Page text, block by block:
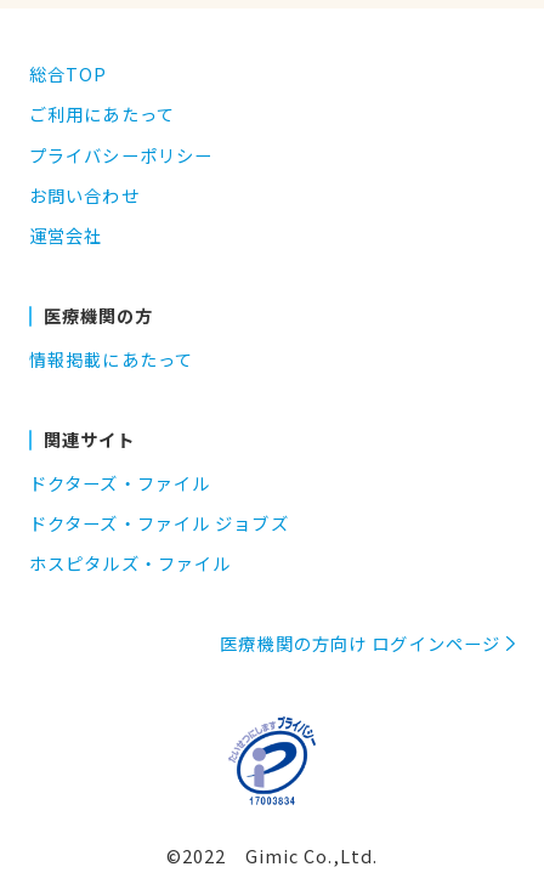
総合TOP
ご利用にあたって
プライバシーポリシー
お問い合わせ
運営会社
医療機関の方
情報掲載にあたって
関連サイト
ドクターズ・ファイル
ドクターズ・ファイル ジョブズ
ホスピタルズ・ファイル
医療機関の方向け ログインページ
©2022 Gimic Co.,Ltd.